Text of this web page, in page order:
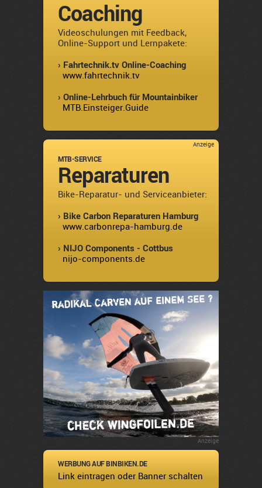
Coaching
Videoschulungen mit Feedback,
Online-Support und Lernpakete:
› Fahrtechnik.tv Online-Coaching
www.fahrtechnik.tv
› Online-Lehrbuch für Mountainbiker
MTB.Einsteiger.Guide
Anzeige
MTB-SERVICE
Reparaturen
Bike-Reparatur- und Serviceanbieter:
› Bike Carbon Reparaturen Hamburg
www.carbonrepa-hamburg.de
› NIJO Components - Cottbus
nijo-components.de
Anzeige
WERBUNG AUF BINBIKEN.DE
Link eintragen oder Banner schalten